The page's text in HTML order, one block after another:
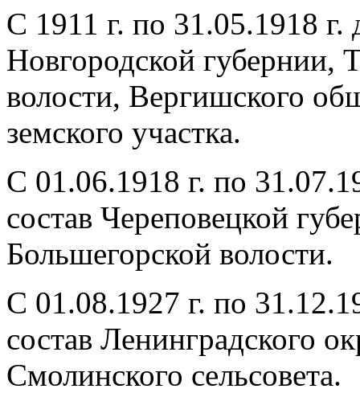
С 1911 г. по 31.05.1918 г.
Новгородской губернии,
волости, Вергишского
земского участка.
С 01.06.1918 г. по
состав Череповецкой
Большегорской волости.
С 01.08.1927 г. по
состав Ленинградского
Смолинского сельсовета.